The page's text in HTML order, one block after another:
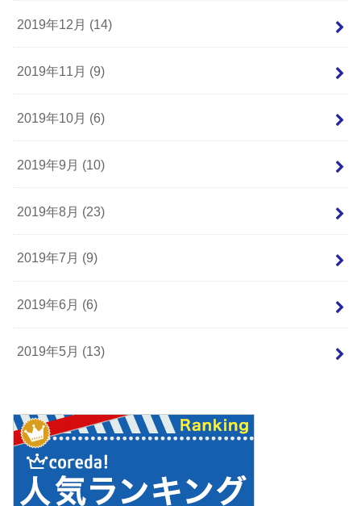
2019年12月 (14)
2019年11月 (9)
2019年10月 (6)
2019年9月 (10)
2019年8月 (23)
2019年7月 (9)
2019年6月 (6)
2019年5月 (13)